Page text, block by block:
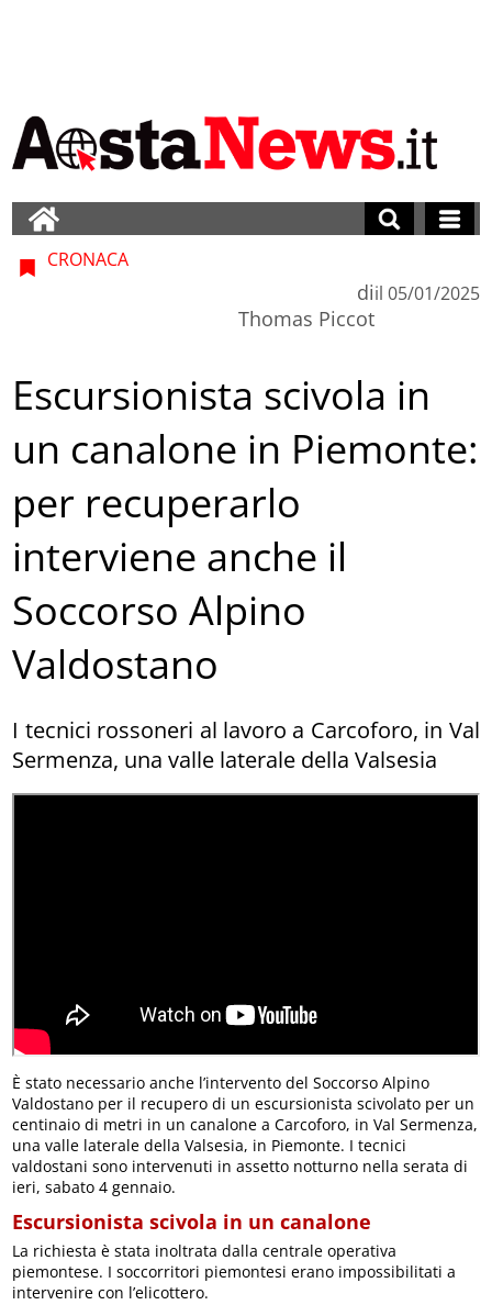
CRONACA
di
Thomas Piccot
il 05/01/2025
Escursionista scivola in
un canalone in Piemonte:
per recuperarlo
interviene anche il
Soccorso Alpino
Valdostano
I tecnici rossoneri al lavoro a Carcoforo, in Val
Sermenza, una valle laterale della Valsesia
È stato necessario anche l’intervento del Soccorso Alpino
Valdostano per il recupero di un escursionista scivolato per un
centinaio di metri in un canalone a Carcoforo, in Val Sermenza,
una valle laterale della Valsesia, in Piemonte. I tecnici
valdostani sono intervenuti in assetto notturno nella serata di
ieri, sabato 4 gennaio.
Escursionista scivola in un canalone
La richiesta è stata inoltrata dalla centrale operativa
piemontese. I soccorritori piemontesi erano impossibilitati a
intervenire con l’elicottero.